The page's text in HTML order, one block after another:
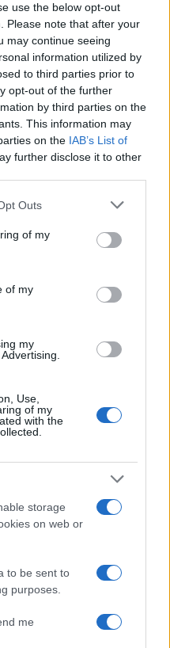
use the below opt-out
Please note that after your
may continue seeing
information utilized by
to third parties prior to
opt-out of the further
by third parties on the
This information may
on the IAB’s List of
further disclose it to other
uses one or more Google
You may click to
its third-party tags to
purposes in below Google
Outs
of my
of my
my
Use,
of my
with the
storage
on web or
to be sent to
purposes.
me
μένει η Μαρία
μέρα για την
αντίο στον Λάκη
λαούτο και
την εμβληματική
μία παιδική
θανάτου της
στο Νόμπελ
της AI της Google
τροφοδότησε τις
«Από τα
των τελευταίων 50
συμφωνίας
εμπιστοσύνης» η
στην GSI
εικόνες από την
που θα
στα μέτωπα της
και ακόμη 20
Καρυστιανού: «Δεν
αιχμές για
Γερμενό μετά το
της φωτιάς –
καμένα σπίτια
άρπαξε τσάντα
75.000 ευρώ από